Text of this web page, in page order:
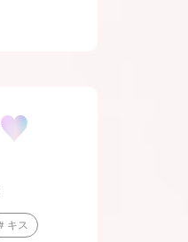
キス